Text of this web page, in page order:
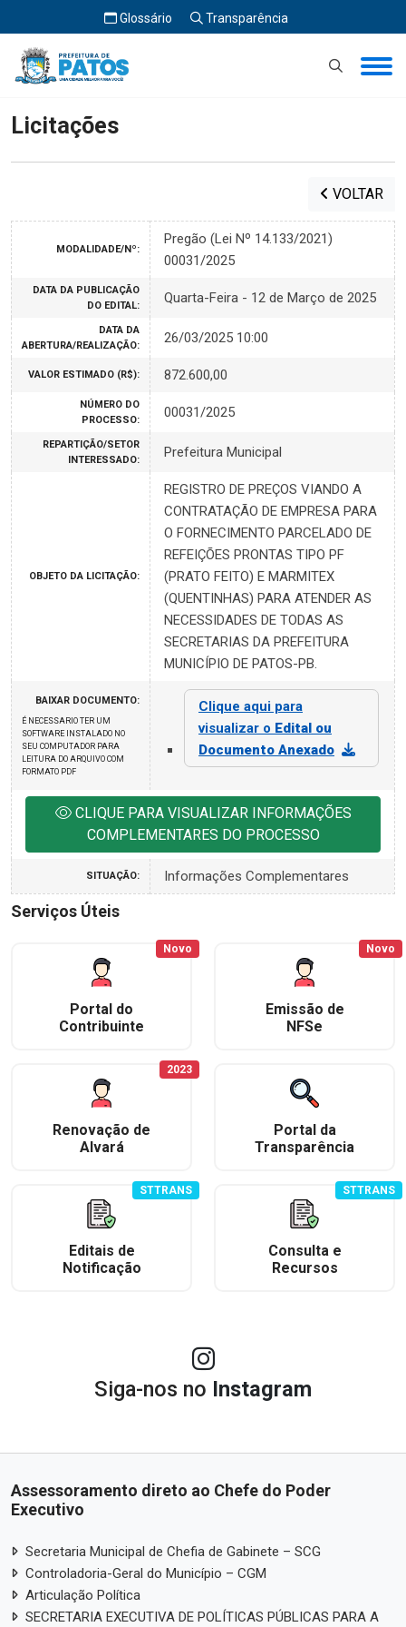
Glossário Transparência
Início Licitações
Licitações
VOLTAR
MODALIDADE/Nº:
Pregão (Lei Nº 14.133/2021)
00031/2025
DATA DA PUBLICAÇÃO
DO EDITAL:
Quarta-Feira - 12 de Março de 2025
DATA DA
ABERTURA/REALIZAÇÃO:
26/03/2025 10:00
VALOR ESTIMADO (R$): 872.600,00
NÚMERO DO
PROCESSO:
00031/2025
REPARTIÇÃO/SETOR
INTERESSADO:
Prefeitura Municipal
OBJETO DA LICITAÇÃO:
REGISTRO DE PREÇOS VIANDO A
CONTRATAÇÃO DE EMPRESA PARA
O FORNECIMENTO PARCELADO DE
REFEIÇÕES PRONTAS TIPO PF
(PRATO FEITO) E MARMITEX
(QUENTINHAS) PARA ATENDER AS
NECESSIDADES DE TODAS AS
SECRETARIAS DA PREFEITURA
MUNICÍPIO DE PATOS-PB.
BAIXAR DOCUMENTO:
É NECESSARIO TER UM
SOFTWARE INSTALADO NO
SEU COMPUTADOR PARA
LEITURA DO ARQUIVO COM
FORMATO PDF
Clique aqui para
visualizar o Edital ou
Documento Anexado
CLIQUE PARA VISUALIZAR INFORMAÇÕES
COMPLEMENTARES DO PROCESSO
SITUAÇÃO: Informações Complementares
Serviços Úteis
Portal do
Contribuinte
Novo
Emissão de
NFSe
Novo
Renovação de
Alvará
2023
Portal da
Transparência
Editais de
Notificação
STTRANS
Consulta e
Recursos
STTRANS
Siga-nos no Instagram
Assessoramento direto ao Chefe do Poder
Executivo
Secretaria Municipal de Chefia de Gabinete – SCG
Controladoria-Geral do Município – CGM
Articulação Política
SECRETARIA EXECUTIVA DE POLÍTICAS PÚBLICAS PARA A